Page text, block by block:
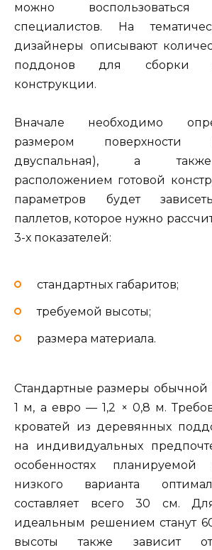
можно воспользоваться
специалистов. На
дизайнеры описывают
поддонов для сборки
конструкции.
Вначале необходимо
размером поверхности
двуспальная), а
расположением готовой
параметров будет
паллетов, которое нужно
3-х показателей:
стандартных габаритов;
требуемой высоты;
размера материала.
Стандартные размеры обычной
1 м, а евро — 1,2 × 0,8 м.
кроватей из деревянных
на индивидуальных
особенностях
низкого варианта
составляет всего 30 см.
идеальным решением станут
высоты также зависит